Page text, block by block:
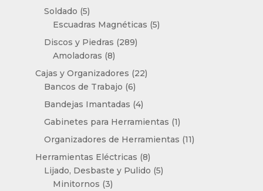
Soldado 55
productos
Escuadras Magnéticas 55
Discos y Piedras 289289
Amoladoras 88
productos
Cajas y Organizadores 2222
Bancos de Trabajo 66
productos
Bandejas Imantadas 44
productos
Gabinetes para Herramientas 11
producto
Organizadores de Herramientas 1111
Herramientas Eléctricas 88
productos
Lijado, Desbaste y Pulido 55
Minitornos 33